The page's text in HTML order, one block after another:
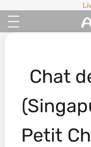
Chat
Petit